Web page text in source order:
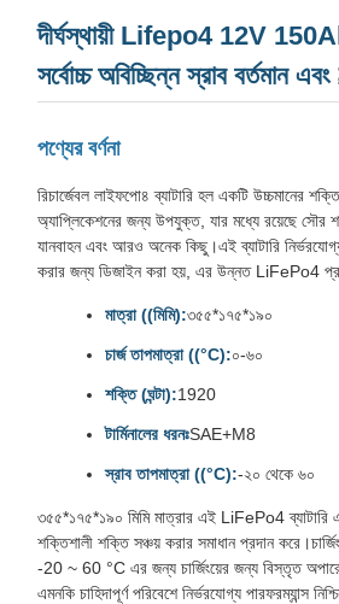
দীর্ঘস্থায়ী Lifepo4 12V
সর্বোচ্চ অবিচ্ছিন্ন স্রাব বর্তমান
পণ্যের বর্ণনা
রিচার্জেবল লাইফপো৪ ব্যাটারি হল একটি উচ্চমানের
অ্যাপ্লিকেশনের জন্য উপযুক্ত, যার মধ্যে রয়েছে সৌর
যানবাহন এবং আরও অনেক কিছু।এই ব্যাটারি
করার জন্য ডিজাইন করা হয়, এর উন্নত LiFePo4
মাত্রা ((মিমি):৩৫৫*১৭৫*১৯০
চার্জ তাপমাত্রা ((°C):০-৬০
শক্তি (ঘন্টা):1920
টার্মিনালের ধরনঃSAE+M8
স্রাব তাপমাত্রা ((°C):-২০ থেকে ৬০
৩৫৫*১৭৫*১৯০ মিমি মাত্রার এই LiFePo4 ব্যাটারি
শক্তিশালী শক্তি সঞ্চয় করার সমাধান প্রদান
-20 ~ 60 °C এর জন্য চার্জিংয়ের জন্য বিস্তৃত
এমনকি চাহিদাপূর্ণ পরিবেশে নির্ভরযোগ্য পারফরম্যান্স